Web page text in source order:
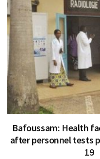
Bafoussam: Health
after personnel tests
19